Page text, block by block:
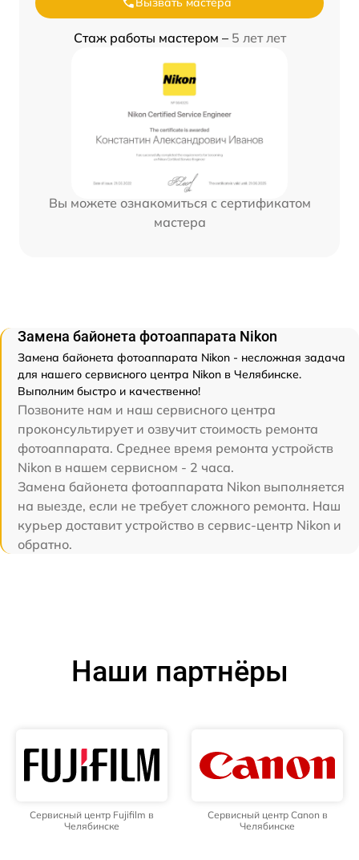
Стаж работы мастером – 5 лет лет
Вы можете ознакомиться с сертификатом
мастера
Замена байонета фотоаппарата Nikon
Замена байонета фотоаппарата Nikon - несложная задача
для нашего сервисного центра Nikon в Челябинске.
Выполним быстро и качественно!
Позвоните нам и наш сервисного центра
проконсультирует и озвучит стоимость ремонта
фотоаппарата. Среднее время ремонта устройств
Nikon в нашем сервисном - 2 часа.
Замена байонета фотоаппарата Nikon выполняется
на выезде, если не требует сложного ремонта. Наш
курьер доставит устройство в сервис-центр Nikon и
обратно.
Наши партнёры
Сервисный центр Fujifilm в
Челябинске
Сервисный центр Canon в
Челябинске